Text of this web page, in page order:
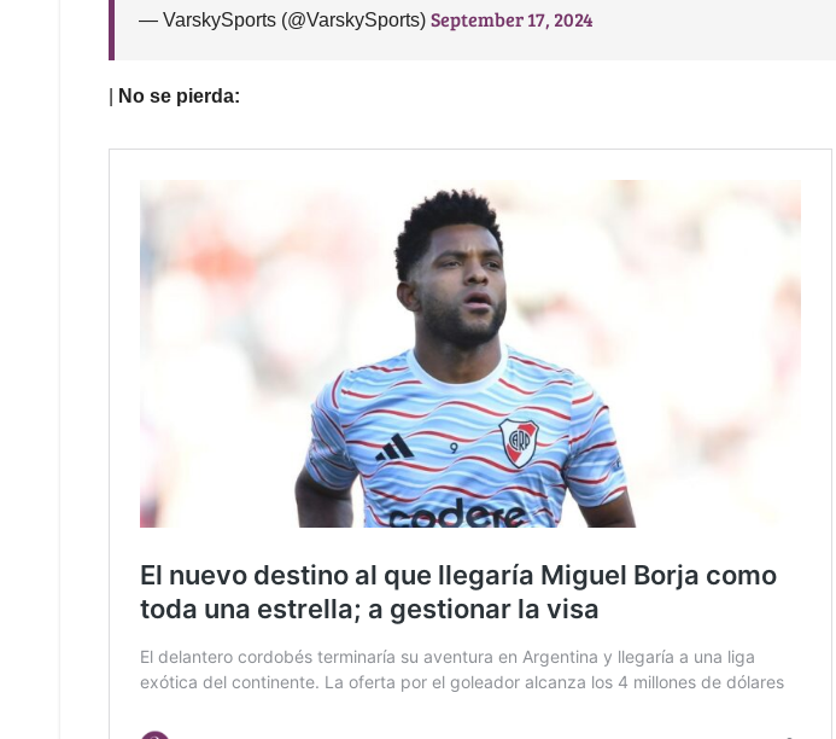
— VarskySports (@VarskySports) September 17, 2024
No se pierda: